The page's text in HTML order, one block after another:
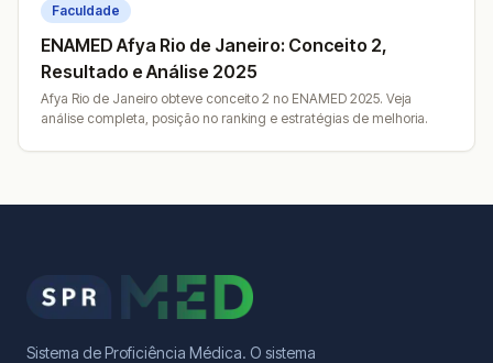
Faculdade
ENAMED Afya Rio de Janeiro: Conceito 2,
Resultado e Análise 2025
Afya Rio de Janeiro obteve conceito 2 no ENAMED 2025. Veja
análise completa, posição no ranking e estratégias de melhoria.
Sistema de Proficiência Médica. O sistema